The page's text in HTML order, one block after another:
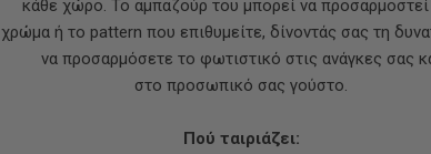
κάθε χώρο. Το αμπαζούρ του μπορεί να
χρώμα ή το pattern που επιθυμείτε, δίνοντάς σας τη
να προσαρμόσετε το φωτιστικό στις ανάγκες σας
στο προσωπικό σας γούστο.
Πού ταιριάζει: